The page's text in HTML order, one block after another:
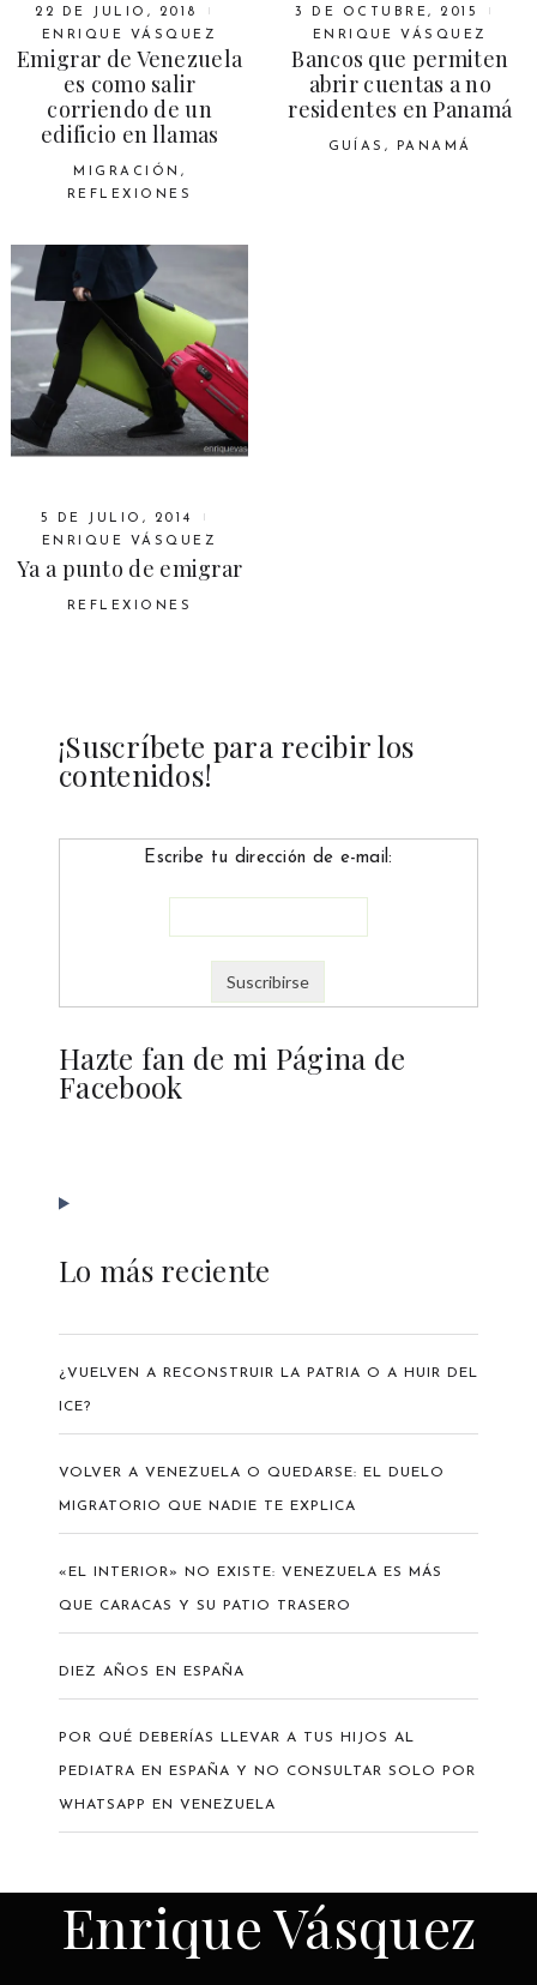
22 DE JULIO, 2018
ENRIQUE VÁSQUEZ
Emigrar de Venezuela
es como salir
corriendo de un
edificio en llamas
MIGRACIÓN ,
REFLEXIONES
3 DE OCTUBRE, 2015
ENRIQUE VÁSQUEZ
Bancos que permiten
abrir cuentas a no
residentes en Panamá
GUÍAS , PANAMÁ
5 DE JULIO, 2014
ENRIQUE VÁSQUEZ
Ya a punto de emigrar
REFLEXIONES
¡Suscríbete para recibir los
contenidos!
Escribe tu dirección de e-mail:
Hazte fan de mi Página de
Facebook
Lo más reciente
¿VUELVEN A RECONSTRUIR LA PATRIA O A HUIR DEL
ICE?
VOLVER A VENEZUELA O QUEDARSE: EL DUELO
MIGRATORIO QUE NADIE TE EXPLICA
«EL INTERIOR» NO EXISTE: VENEZUELA ES MÁS
QUE CARACAS Y SU PATIO TRASERO
DIEZ AÑOS EN ESPAÑA
POR QUÉ DEBERÍAS LLEVAR A TUS HIJOS AL
PEDIATRA EN ESPAÑA Y NO CONSULTAR SOLO POR
WHATSAPP EN VENEZUELA
Enrique Vásquez